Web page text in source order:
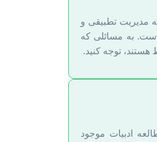
مدیریت تطبیقی و
به مسائلی که
هستند، توجه کنید.
ادبیات موجود